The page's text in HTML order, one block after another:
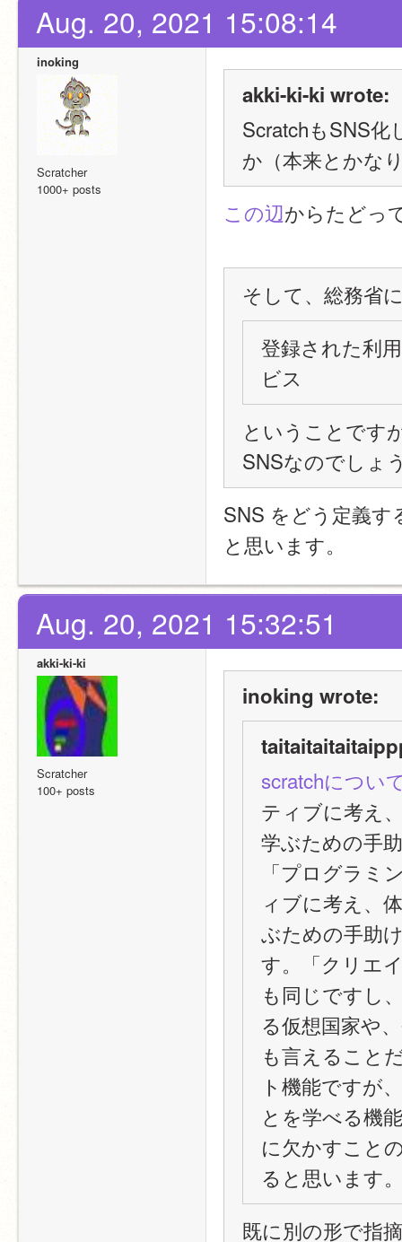
Aug. 20, 2021 15:08:14
inoking
Scratcher
1000+ posts
akki-ki-ki wrote:
ScratchもSNS
か（本来とかな
この辺からたどっ
そして、総務省
登録された利
ビス
ということです
SNSなのでしょ
SNS をどう定義
と思います。
Aug. 20, 2021 15:32:51
akki-ki-ki
Scratcher
100+ posts
inoking wrote:
scratchについ
ティブに考え
学ぶための手
「プログラミ
ィブに考え、
ぶための手助
す。「クリエ
も同じですし
る仮想国家や
も言えること
ト機能ですが
とを学べる機
に欠かすこと
ると思います
既に別の形で指